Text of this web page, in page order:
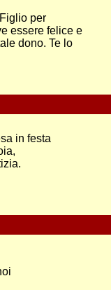
per
essere felice e
dono. Te lo
in festa